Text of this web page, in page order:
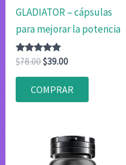
GLADIATOR – cápsulas
para mejorar la potencia
Valorado
con
4.75
de 5
$78.00El
original
era:
$39.00El
actual
es:
COMPRAR